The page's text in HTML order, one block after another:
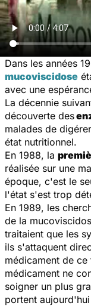
Dans les années
mucoviscidose
avec une
La décennie
découverte des
malades de
état nutritionnel.
En 1988, la
réalisée sur une
époque, c'est le
l'état s'est trop
En 1989, les
de la
traitaient que les
ils s'attaquent
médicament de
médicament ne
soigner un plus
portent